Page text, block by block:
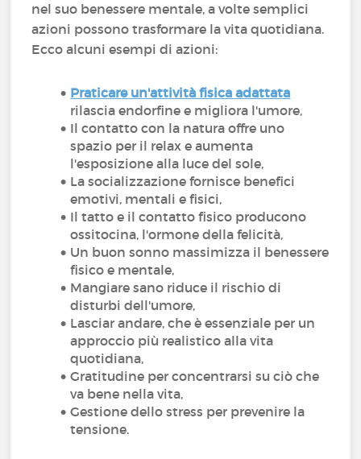
nel suo benessere mentale, a volte semplici
azioni possono trasformare la vita quotidiana.
Ecco alcuni esempi di azioni:
Praticare un'attività fisica adattata
rilascia endorfine e migliora l'umore,
Il contatto con la natura offre uno
spazio per il relax e aumenta
l'esposizione alla luce del sole,
La socializzazione fornisce benefici
emotivi, mentali e fisici,
Il tatto e il contatto fisico producono
ossitocina, l'ormone della felicità,
Un buon sonno massimizza il benessere
fisico e mentale,
Mangiare sano riduce il rischio di
disturbi dell'umore,
Lasciar andare, che è essenziale per un
approccio più realistico alla vita
quotidiana,
Gratitudine per concentrarsi su ciò che
va bene nella vita,
Gestione dello stress per prevenire la
tensione.